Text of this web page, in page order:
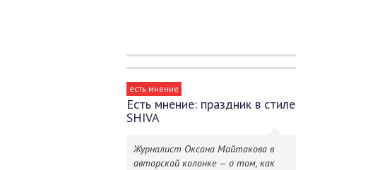
есть мнение
Есть мнение: праздник в стиле
SHIVA
Журналист Оксана Майтакова в
авторской колонке — о том, как